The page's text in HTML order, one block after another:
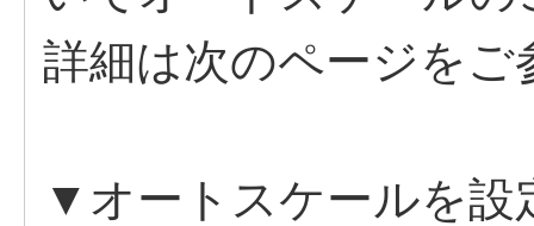
詳細は次のページをご
▼オートスケールを設